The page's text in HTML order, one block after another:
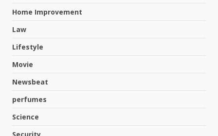
Home Improvement
Law
Lifestyle
Movie
Newsbeat
perfumes
Science